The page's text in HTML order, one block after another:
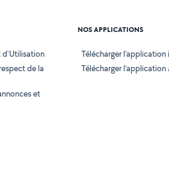
d'Utilisation
de la
et
NOS APPLICATIONS
Télécharger l’application
Télécharger